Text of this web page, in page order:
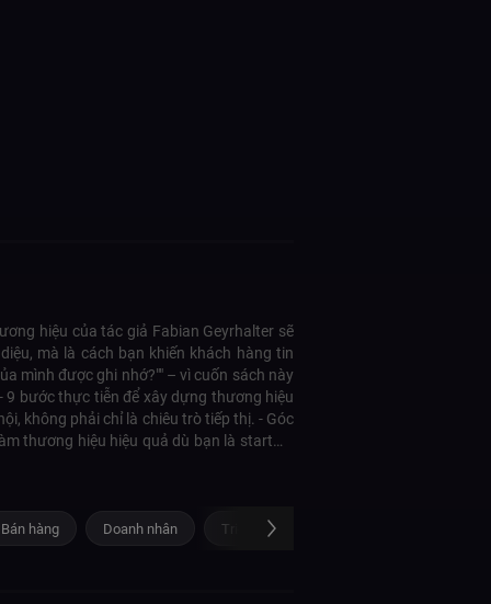
hiệu của tác giả Fabian Geyrhalter sẽ
mà là cách bạn khiến khách hàng tin
mình được ghi nhớ?"" – vì cuốn sách này
9 bước thực tiễn để xây dựng thương hiệu
không phải chỉ là chiêu trò tiếp thị. - Góc
thương hiệu hiệu quả dù bạn là startup,
hàng Doanh nhân Triết lý kinh doanh